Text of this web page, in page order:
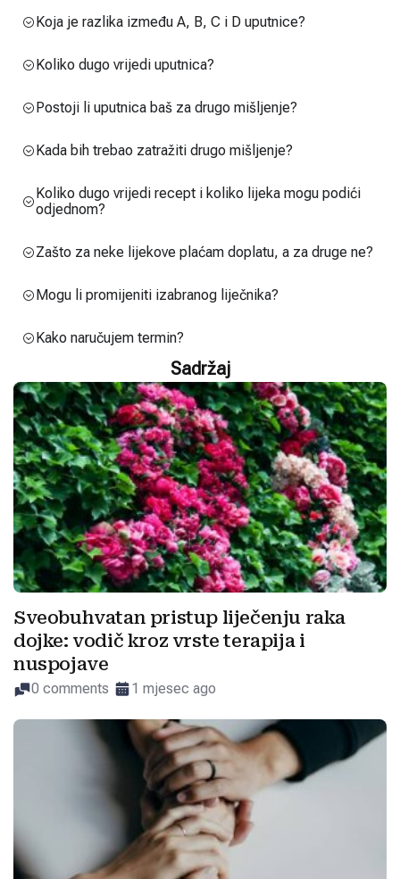
Koja je razlika između A, B, C i D uputnice?
Koliko dugo vrijedi uputnica?
Postoji li uputnica baš za drugo mišljenje?
Kada bih trebao zatražiti drugo mišljenje?
Koliko dugo vrijedi recept i koliko lijeka mogu podići
odjednom?
Zašto za neke lijekove plaćam doplatu, a za druge ne?
Mogu li promijeniti izabranog liječnika?
Kako naručujem termin?
Sadržaj
Sveobuhvatan pristup liječenju raka
dojke: vodič kroz vrste terapija i
nuspojave
0 comments 1 mjesec ago